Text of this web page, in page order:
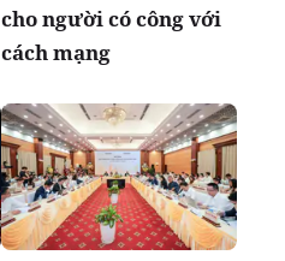
cho người có công với
cách mạng